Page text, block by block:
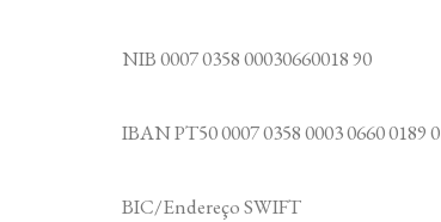
NIB 0007 0358 00030660018 90
IBAN PT50 0007 0358 0003 0660 0189 0
BIC/Endereço SWIFT